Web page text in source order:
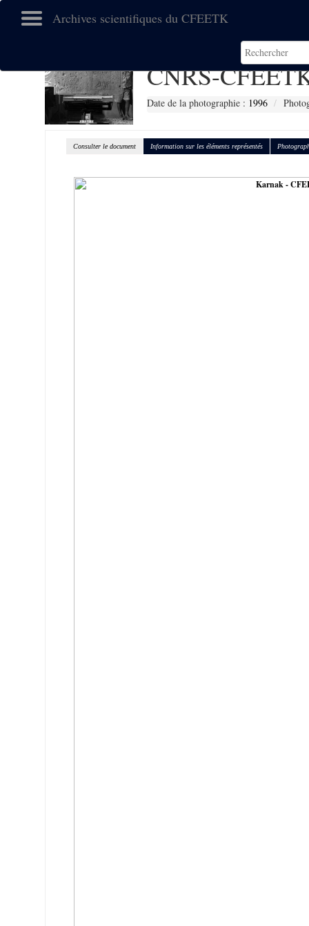
Archives scientifiques du CFEETK
CNRS-
Date de la photographie : 1996
Consulter le document Information sur les éléments représentés